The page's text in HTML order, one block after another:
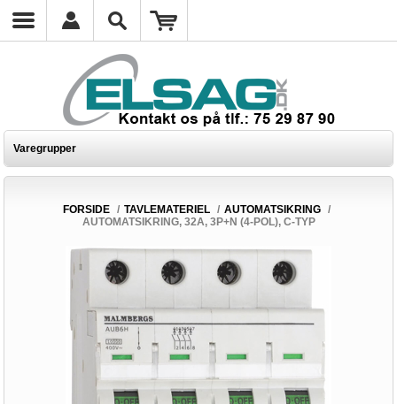
Varegrupper
FORSIDE / TAVLEMATERIEL / AUTOMATSIKRING
/
AUTOMATSIKRING, 32A, 3P+N (4-POL), C-TYP